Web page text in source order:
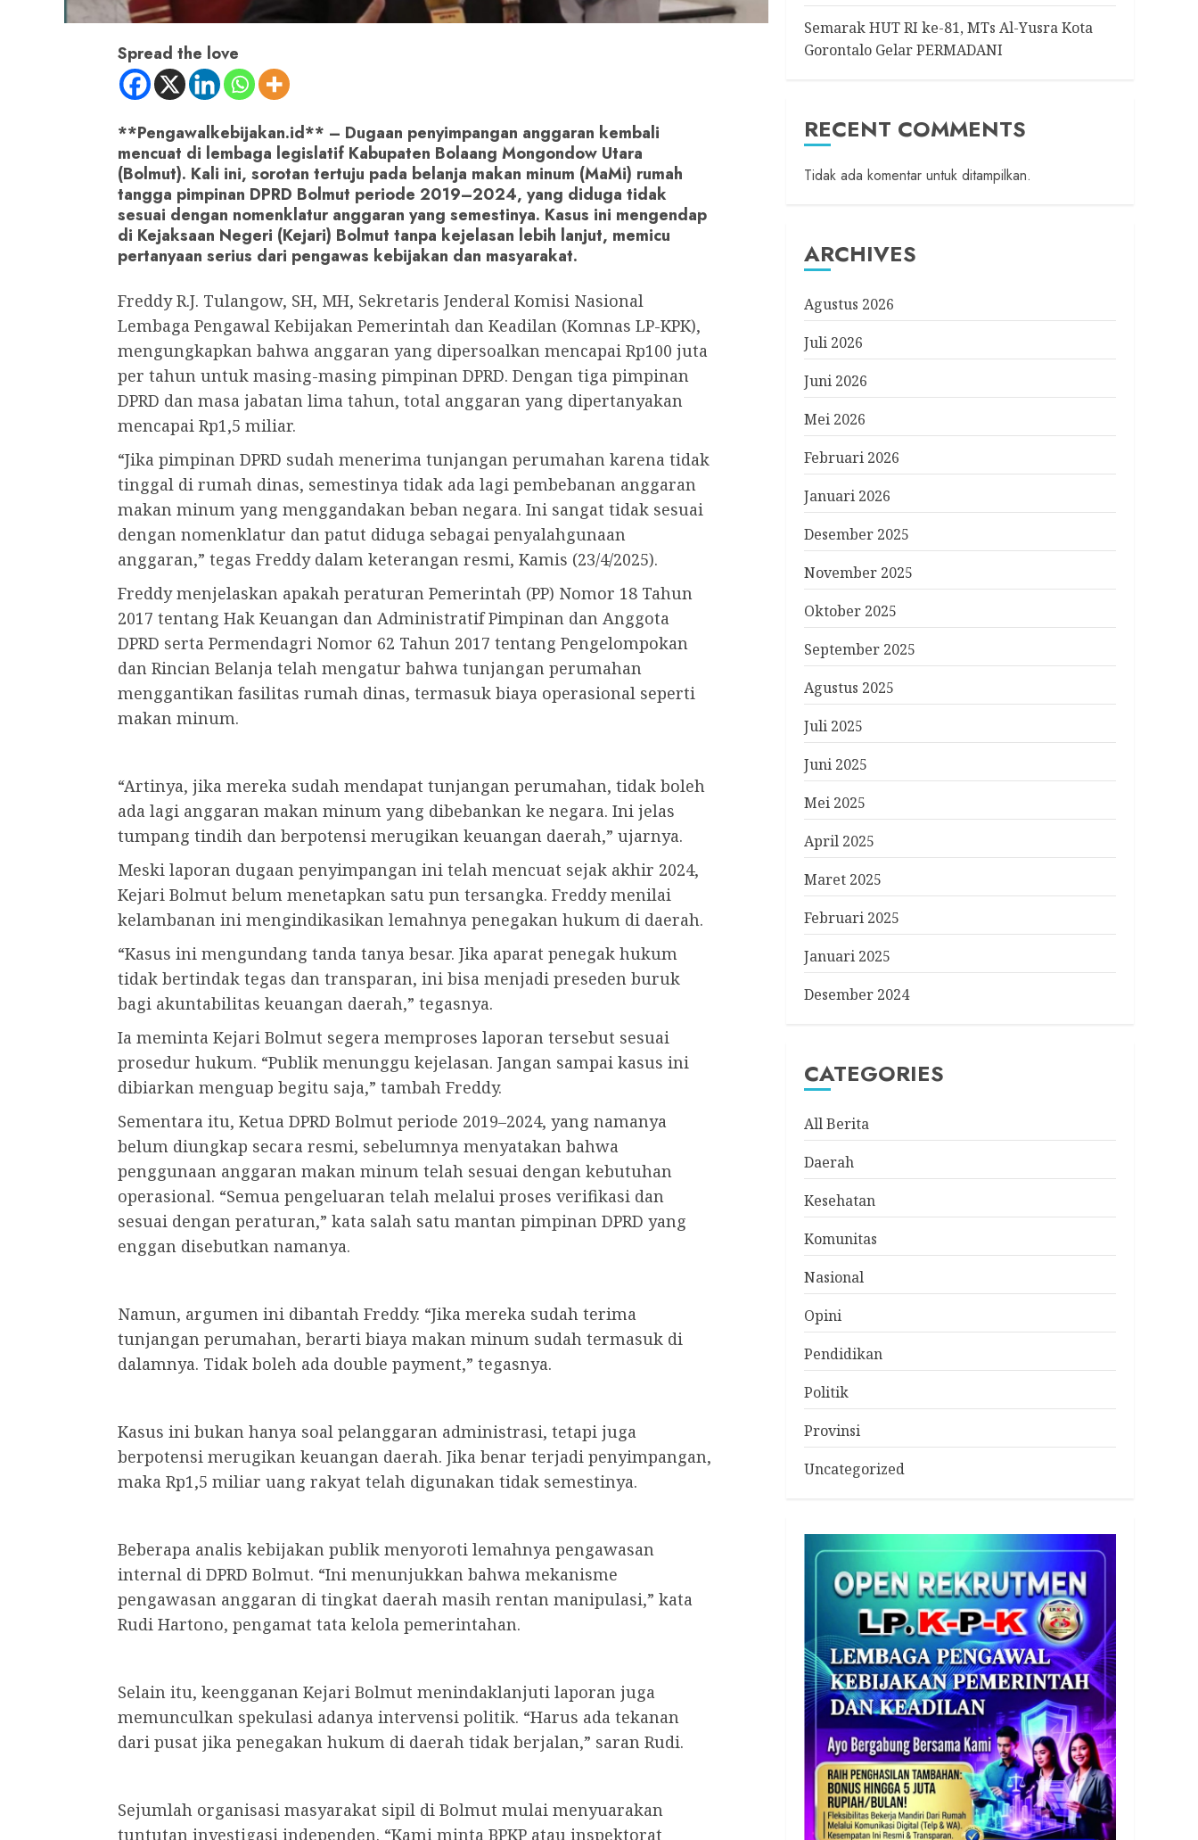
Spread the love
**Pengawalkebijakan.id** – Dugaan penyimpangan anggaran kembali
mencuat di lembaga legislatif Kabupaten Bolaang Mongondow Utara
(Bolmut). Kali ini, sorotan tertuju pada belanja makan minum (MaMi) rumah
tangga pimpinan DPRD Bolmut periode 2019–2024, yang diduga tidak
sesuai dengan nomenklatur anggaran yang semestinya. Kasus ini mengendap
di Kejaksaan Negeri (Kejari) Bolmut tanpa kejelasan lebih lanjut, memicu
pertanyaan serius dari pengawas kebijakan dan masyarakat.
Freddy R.J. Tulangow, SH, MH, Sekretaris Jenderal Komisi Nasional
Lembaga Pengawal Kebijakan Pemerintah dan Keadilan (Komnas LP-KPK),
mengungkapkan bahwa anggaran yang dipersoalkan mencapai Rp100 juta
per tahun untuk masing-masing pimpinan DPRD. Dengan tiga pimpinan
DPRD dan masa jabatan lima tahun, total anggaran yang dipertanyakan
mencapai Rp1,5 miliar.
“Jika pimpinan DPRD sudah menerima tunjangan perumahan karena tidak
tinggal di rumah dinas, semestinya tidak ada lagi pembebanan anggaran
makan minum yang menggandakan beban negara. Ini sangat tidak sesuai
dengan nomenklatur dan patut diduga sebagai penyalahgunaan
anggaran,” tegas Freddy dalam keterangan resmi, Kamis (23/4/2025).
Freddy menjelaskan apakah peraturan Pemerintah (PP) Nomor 18 Tahun
2017 tentang Hak Keuangan dan Administratif Pimpinan dan Anggota
DPRD serta Permendagri Nomor 62 Tahun 2017 tentang Pengelompokan
dan Rincian Belanja telah mengatur bahwa tunjangan perumahan
menggantikan fasilitas rumah dinas, termasuk biaya operasional seperti
makan minum.
“Artinya, jika mereka sudah mendapat tunjangan perumahan, tidak boleh
ada lagi anggaran makan minum yang dibebankan ke negara. Ini jelas
tumpang tindih dan berpotensi merugikan keuangan daerah,” ujarnya.
Meski laporan dugaan penyimpangan ini telah mencuat sejak akhir 2024,
Kejari Bolmut belum menetapkan satu pun tersangka. Freddy menilai
kelambanan ini mengindikasikan lemahnya penegakan hukum di daerah.
“Kasus ini mengundang tanda tanya besar. Jika aparat penegak hukum
tidak bertindak tegas dan transparan, ini bisa menjadi preseden buruk
bagi akuntabilitas keuangan daerah,” tegasnya.
Ia meminta Kejari Bolmut segera memproses laporan tersebut sesuai
prosedur hukum. “Publik menunggu kejelasan. Jangan sampai kasus ini
dibiarkan menguap begitu saja,” tambah Freddy.
Sementara itu, Ketua DPRD Bolmut periode 2019–2024, yang namanya
belum diungkap secara resmi, sebelumnya menyatakan bahwa
penggunaan anggaran makan minum telah sesuai dengan kebutuhan
operasional. “Semua pengeluaran telah melalui proses verifikasi dan
sesuai dengan peraturan,” kata salah satu mantan pimpinan DPRD yang
enggan disebutkan namanya.
Namun, argumen ini dibantah Freddy. “Jika mereka sudah terima
tunjangan perumahan, berarti biaya makan minum sudah termasuk di
dalamnya. Tidak boleh ada double payment,” tegasnya.
Kasus ini bukan hanya soal pelanggaran administrasi, tetapi juga
berpotensi merugikan keuangan daerah. Jika benar terjadi penyimpangan,
maka Rp1,5 miliar uang rakyat telah digunakan tidak semestinya.
Beberapa analis kebijakan publik menyoroti lemahnya pengawasan
internal di DPRD Bolmut. “Ini menunjukkan bahwa mekanisme
pengawasan anggaran di tingkat daerah masih rentan manipulasi,” kata
Rudi Hartono, pengamat tata kelola pemerintahan.
Selain itu, keengganan Kejari Bolmut menindaklanjuti laporan juga
memunculkan spekulasi adanya intervensi politik. “Harus ada tekanan
dari pusat jika penegakan hukum di daerah tidak berjalan,” saran Rudi.
Sejumlah organisasi masyarakat sipil di Bolmut mulai menyuarakan
tuntutan investigasi independen. “Kami minta BPKP atau inspektorat
Semarak HUT RI ke-81, MTs Al-Yusra Kota
Gorontalo Gelar PERMADANI
RECENT COMMENTS
Tidak ada komentar untuk ditampilkan.
ARCHIVES
Agustus 2026
Juli 2026
Juni 2026
Mei 2026
Februari 2026
Januari 2026
Desember 2025
November 2025
Oktober 2025
September 2025
Agustus 2025
Juli 2025
Juni 2025
Mei 2025
April 2025
Maret 2025
Februari 2025
Januari 2025
Desember 2024
CATEGORIES
All Berita
Daerah
Kesehatan
Komunitas
Nasional
Opini
Pendidikan
Politik
Provinsi
Uncategorized